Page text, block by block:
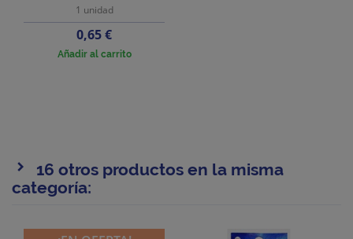
1 unidad
Precio
0,65 €
Añadir al carrito
16 otros productos en la misma
categoría: